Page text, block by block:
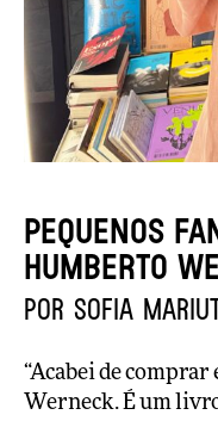
Pequenos
HUMBERTO
por Sofia
“Acabei de
Werneck. É um